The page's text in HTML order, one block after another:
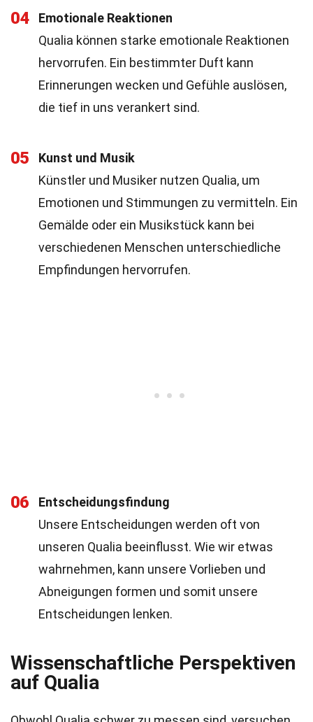
04
Emotionale Reaktionen
Qualia können starke emotionale Reaktionen
hervorrufen. Ein bestimmter Duft kann
Erinnerungen wecken und Gefühle auslösen,
die tief in uns verankert sind.
05
Kunst und Musik
Künstler und Musiker nutzen Qualia, um
Emotionen und Stimmungen zu vermitteln. Ein
Gemälde oder ein Musikstück kann bei
verschiedenen Menschen unterschiedliche
Empfindungen hervorrufen.
06
Entscheidungsfindung
Unsere Entscheidungen werden oft von
unseren Qualia beeinflusst. Wie wir etwas
wahrnehmen, kann unsere Vorlieben und
Abneigungen formen und somit unsere
Entscheidungen lenken.
Wissenschaftliche Perspektiven
auf Qualia